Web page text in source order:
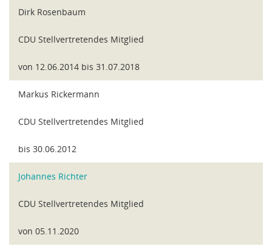
Dirk Rosenbaum
CDU Stellvertretendes Mitglied
von 12.06.2014 bis 31.07.2018
Markus Rickermann
CDU Stellvertretendes Mitglied
bis 30.06.2012
Johannes Richter
CDU Stellvertretendes Mitglied
von 05.11.2020